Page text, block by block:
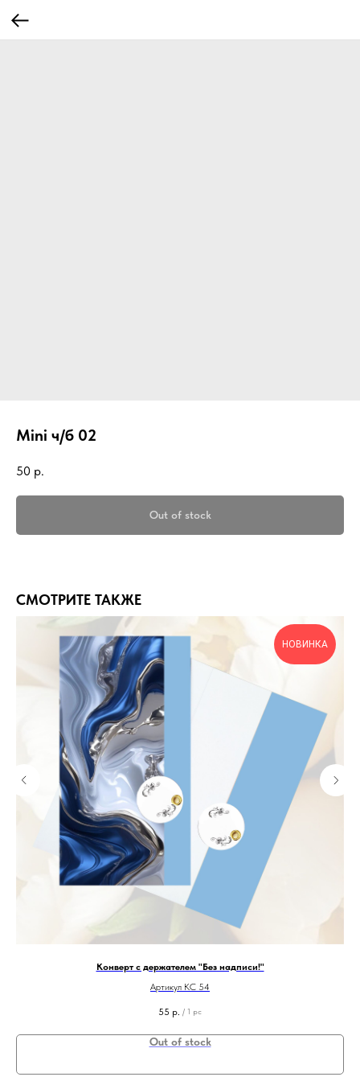
Mini ч/б 02
50 р.
Out of stock
СМОТРИТЕ ТАКЖЕ
НОВИНКА
Конверт с держателем "Без надписи!"
Артикул КС 54
55 р. / 1 pc
Out of stock